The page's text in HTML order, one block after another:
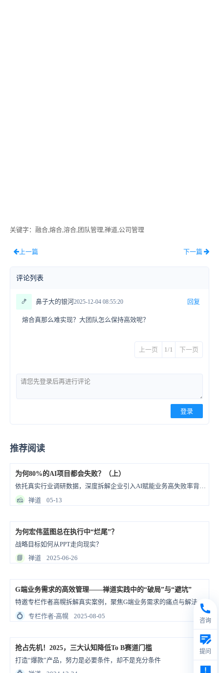
关键字 ：融合,熔合,溶合,团队管理,禅道,公司管理
上一篇 下一篇
评论列表
🍤 鼻子大的银河2025-12-04 08:55:20 回复
熔合真那么难实现？大团队怎么保持高效呢？
上一页 1/1 下一页
登录
推荐阅读
为何80%的AI项目都会失败？（上）
依托真实行业调研数据，深度拆解企业引入AI赋能业务高失败率背后的核心症结，同时给出一套可直接落地套用的实操框架，帮助企业切实提升AI项目成功率
🧀
禅道 05-13
为何宏伟蓝图总在执行中“烂尾”？
战略目标如何从PPT走向现实？
📘
禅道 2025-06-26
G端业务需求的高效管理——禅道实践中的“破局”与“避坑”
特邀专栏作者高幌拆解真实案例，聚焦G端业务需求的痛点与解法。希望通过这些落地实践，聊聊如何用禅道实现精准破局、提前避坑！
💍
专栏作者-高幌 2025-08-05
抢占先机！2025，三大认知降低To B赛道门槛
打造“爆款”产品，努力是必要条件，却不是充分条件
咨询
提问